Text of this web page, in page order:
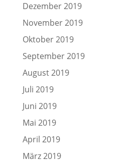
Dezember 2019
November 2019
Oktober 2019
September 2019
August 2019
Juli 2019
Juni 2019
Mai 2019
April 2019
März 2019